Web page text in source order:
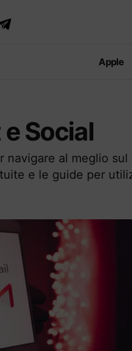
Apple
Social
navigare al meglio
e le guide per